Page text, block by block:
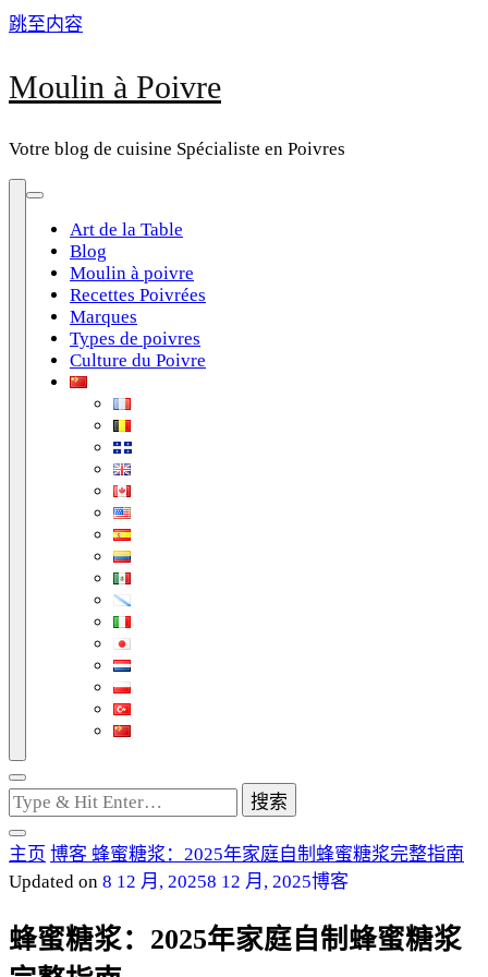
跳至内容
Moulin à Poivre
Votre blog de cuisine Spécialiste en Poivres
Art de la Table
Blog
Moulin à poivre
Recettes Poivrées
Marques
Types de poivres
Culture du Poivre
找
什
么
东
吗?
主页 博客 蜂蜜糖浆：2025年家庭自制蜂蜜糖浆完整指南
Updated on 8 12 月, 20258 12 月, 2025博客
蜂蜜糖浆：2025年家庭自制蜂蜜糖浆